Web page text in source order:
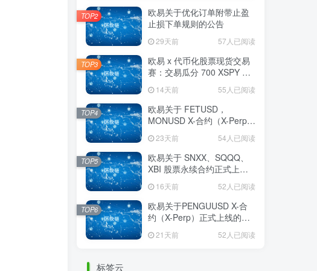
欧易关于优化订单附带止盈
止损下单规则的公告
29天前 57人已阅读
TOP2
欧易 x 代币化股票现货交易
赛：交易瓜分 700 XSPY 奖
14天前 55人已阅读
TOP3
欧易关于 FETUSD，
MONUSD X-合约（X-Perp）
23天前 54人已阅读
TOP4
欧易关于 SNXX、SQQQ、
XBI 股票永续合约正式上线
16天前 52人已阅读
TOP5
欧易关于PENGUUSD X-合
约（X-Perp）正式上线的公
21天前 52人已阅读
TOP6
标签云